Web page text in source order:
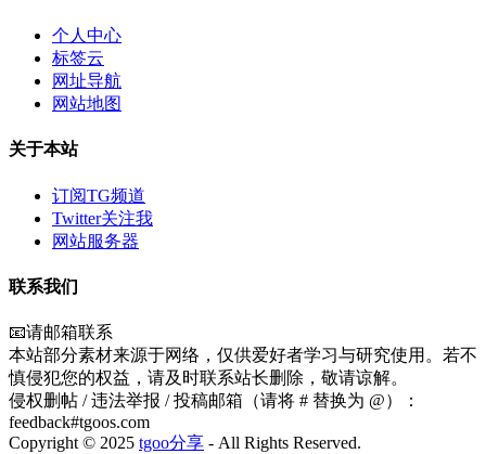
个人中心
标签云
网址导航
网站地图
关于本站
订阅TG频道
Twitter关注我
网站服务器
联系我们
📧请邮箱联系
本站部分素材来源于网络，仅供爱好者学习与研究使用。若不
慎侵犯您的权益，请及时联系站长删除，敬请谅解。
侵权删帖 / 违法举报 / 投稿邮箱（请将 # 替换为 @）：
feedback#tgoos.com
Copyright © 2025 tgoo分享 - All Rights Reserved.